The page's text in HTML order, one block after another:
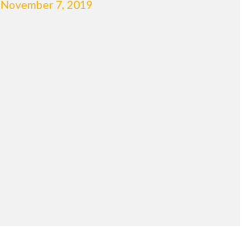
November 7, 2019